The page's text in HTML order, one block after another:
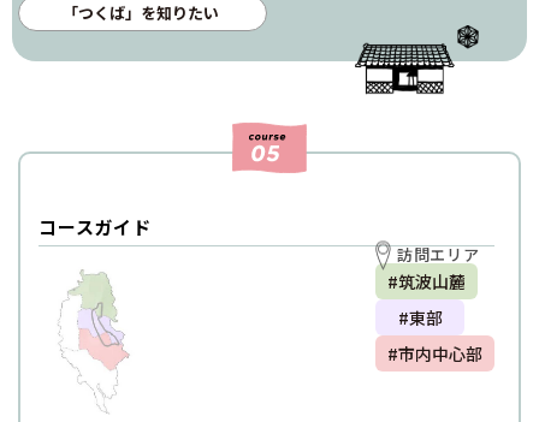
「つくば」を知りたい
コースガイド
訪問エリア
#筑波山麓
#東部
#市内中心部